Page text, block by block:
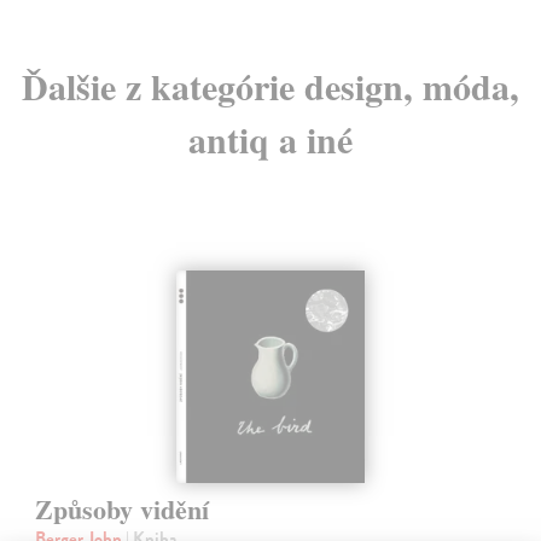
Ďalšie z kategórie design, móda,
antiq a iné
Způsoby vidění